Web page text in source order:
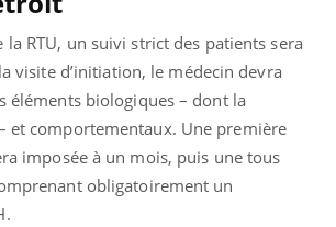
la RTU, un suivi strict des patients sera
visite d’initiation, le médecin devra
éléments biologiques – dont la
et comportementaux. Une première
imposée à un mois, puis une tous
obligatoirement un